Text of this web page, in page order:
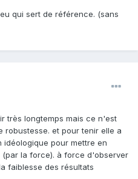
qui sert de référence. (sans
très longtemps mais ce n'est
et pour tenir elle a
idéologique pour mettre en
la force). à force d'observer
faiblesse des résultats